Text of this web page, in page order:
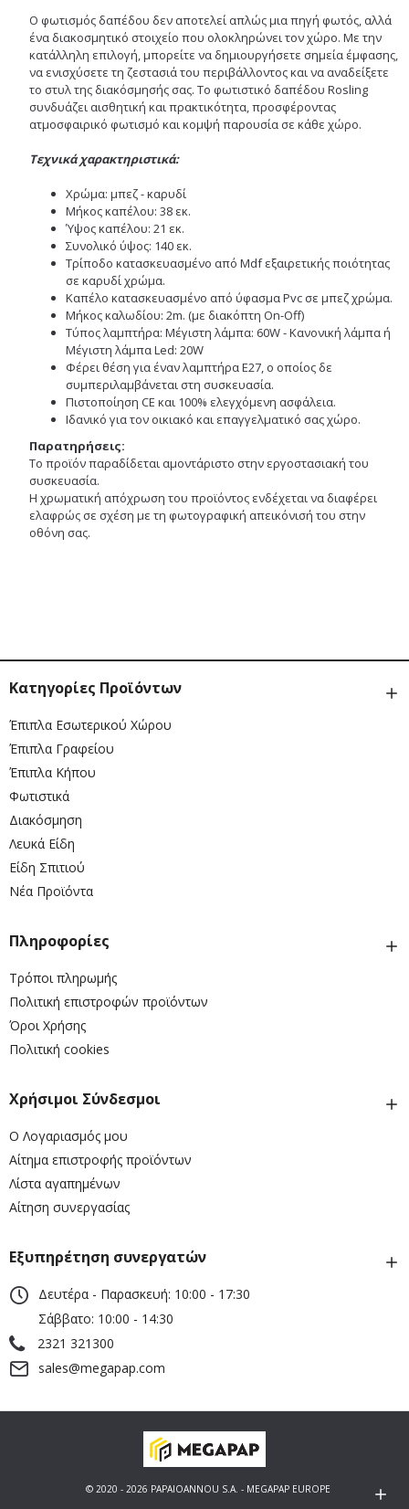
Ο φωτισμός δαπέδου δεν αποτελεί απλώς μια πηγή φωτός, αλλά
ένα διακοσμητικό στοιχείο που ολοκληρώνει τον χώρο. Με την
κατάλληλη επιλογή, μπορείτε να δημιουργήσετε σημεία έμφασης,
να ενισχύσετε τη ζεστασιά του περιβάλλοντος και να αναδείξετε
το στυλ της διακόσμησής σας. Το φωτιστικό δαπέδου Rosling
συνδυάζει αισθητική και πρακτικότητα, προσφέροντας
ατμοσφαιρικό φωτισμό και κομψή παρουσία σε κάθε χώρο.
Τεχνικά χαρακτηριστικά:
Χρώμα: μπεζ - καρυδί
Μήκος καπέλου: 38 εκ.
Ύψος καπέλου: 21 εκ.
Συνολικό ύψος: 140 εκ.
Τρίποδο κατασκευασμένο από Mdf εξαιρετικής ποιότητας
σε καρυδί χρώμα.
Καπέλο κατασκευασμένο από ύφασμα Pvc σε μπεζ χρώμα.
Μήκος καλωδίου: 2m. (με διακόπτη On-Off)
Τύπος λαμπτήρα: Μέγιστη λάμπα: 60W - Κανονική λάμπα ή
Μέγιστη λάμπα Led: 20W
Φέρει θέση για έναν λαμπτήρα Ε27, ο οποίος δε
συμπεριλαμβάνεται στη συσκευασία.
Πιστοποίηση CE και 100% ελεγχόμενη ασφάλεια.
Ιδανικό για τον οικιακό και επαγγελματικό σας χώρο.
Παρατηρήσεις:
Το προϊόν παραδίδεται αμοντάριστο στην εργοστασιακή του
συσκευασία.
Η χρωματική απόχρωση του προϊόντος ενδέχεται να διαφέρει
ελαφρώς σε σχέση με τη φωτογραφική απεικόνισή του στην
οθόνη σας.
Κατηγορίες Προϊόντων
Έπιπλα Εσωτερικού Χώρου
Έπιπλα Γραφείου
Έπιπλα Κήπου
Φωτιστικά
Διακόσμηση
Λευκά Είδη
Είδη Σπιτιού
Νέα Προϊόντα
Πληροφορίες
Τρόποι πληρωμής
Πολιτική επιστροφών προϊόντων
Όροι Χρήσης
Πολιτική cookies
Χρήσιμοι Σύνδεσμοι
Ο Λογαριασμός μου
Αίτημα επιστροφής προϊόντων
Λίστα αγαπημένων
Αίτηση συνεργασίας
Εξυπηρέτηση συνεργατών
Δευτέρα - Παρασκευή: 10:00 - 17:30
Σάββατο: 10:00 - 14:30
2321 321300
sales@megapap.com
© 2020 - 2026 PAPAIOANNOU S.A. - MEGAPAP EUROPE